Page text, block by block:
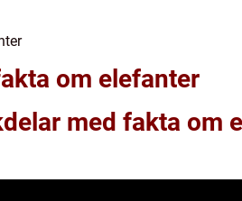
om elefanter
med fakta om